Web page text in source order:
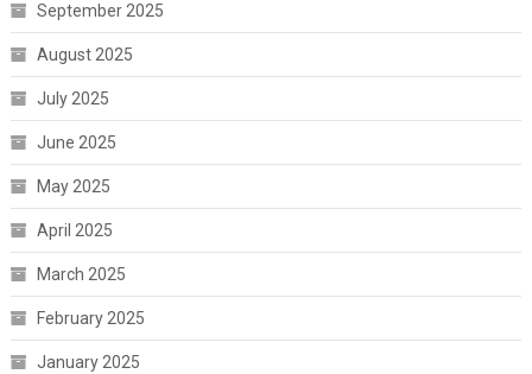
September 2025
August 2025
July 2025
June 2025
May 2025
April 2025
March 2025
February 2025
January 2025